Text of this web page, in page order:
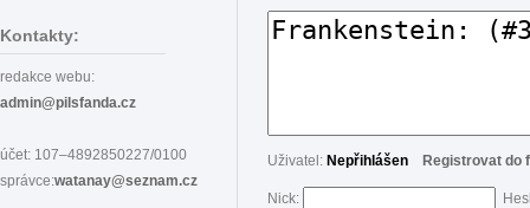
Kontakty:
redakce webu:
admin@pilsfanda.cz
účet: 107–4892850227/0100
správce:watanay@seznam.cz
Uživatel: Nepřihlášen Registrovat do
Nick: